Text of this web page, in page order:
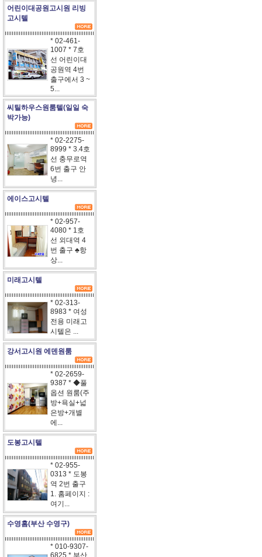
어린이대공원고시원 리빙
고시텔
* 02-461-
1007 * 7호
선 어린이대
공원역 4번
출구에서 3 ~
5...
씨틸하우스원룸텔(일일 숙
박가능)
* 02-2275-
8999 * 3.4호
선 충무로역
6번 출구 안
녕...
에이스고시텔
* 02-957-
4080 * 1호
선 외대역 4
번 출구 ♣항
상...
미래고시텔
* 02-313-
8983 * 여성
전용 미래고
시텔은 ...
강서고시원 에덴원룸
* 02-2659-
9387 * ◆풀
옵션 원룸(주
방+욕실+넓
은방+개별
에...
도봉고시텔
* 02-955-
0313 * 도봉
역 2번 출구
1. 홈페이지 :
여기...
수영홈(부산 수영구)
* 010-9307-
6825 * 부산